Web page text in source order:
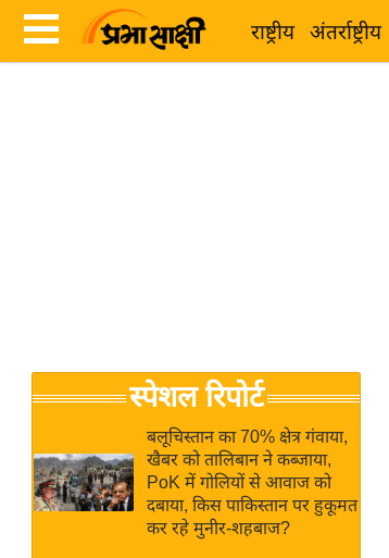
राष्ट्रीय अंतर्राष्ट्रीय
Breaking
News in
Hindi
जगत
राय
बजट
स्पेशल रिपोर्ट
बलूचिस्तान का 70% क्षेत्र गंवाया,
खैबर को तालिबान ने कब्जाया,
PoK में गोलियों से आवाज को
दबाया, किस पाकिस्तान पर हुकूमत
कर रहे मुनीर-शहबाज?